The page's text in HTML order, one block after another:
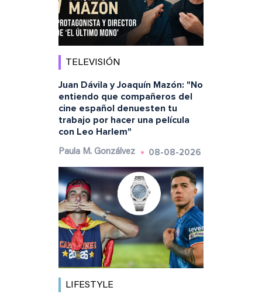
TELEVISIÓN
Juan Dávila y Joaquín Mazón: "No
entiendo que compañeros del
cine español denuesten tu
trabajo por hacer una película
con Leo Harlem"
Paula M. Gonzálvez 08-08-2026
LIFESTYLE